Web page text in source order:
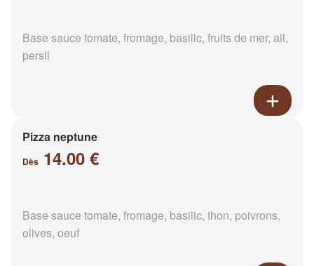
Base sauce tomate, fromage, basilic, fruits de mer, ail,
persil
Pizza neptune
Dès 14.00 €
Base sauce tomate, fromage, basilic, thon, poivrons,
olives, oeuf